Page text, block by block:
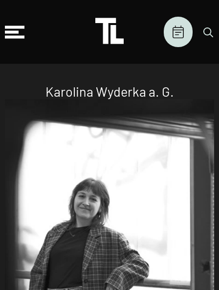
Karolina Wyderka a. G.